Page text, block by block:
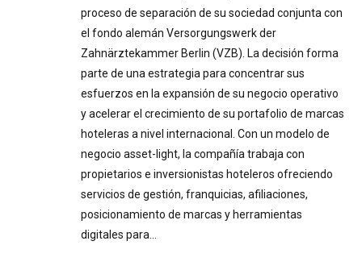
proceso de separación de su sociedad conjunta con
el fondo alemán Versorgungswerk der
Zahnärztekammer Berlin (VZB). La decisión forma
parte de una estrategia para concentrar sus
esfuerzos en la expansión de su negocio operativo
y acelerar el crecimiento de su portafolio de marcas
hoteleras a nivel internacional. Con un modelo de
negocio asset-light, la compañía trabaja con
propietarios e inversionistas hoteleros ofreciendo
servicios de gestión, franquicias, afiliaciones,
posicionamiento de marcas y herramientas
digitales para…